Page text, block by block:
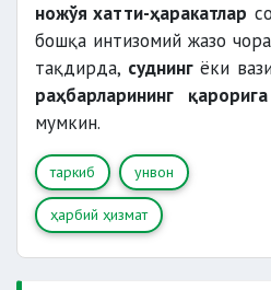
ножўя хатти-ҳаракатлар
бошқа интизомий жазо
тақдирда, суднингёки
раҳбарларининг
мумкин.
таркиб унвон
ҳарбий ҳизмат